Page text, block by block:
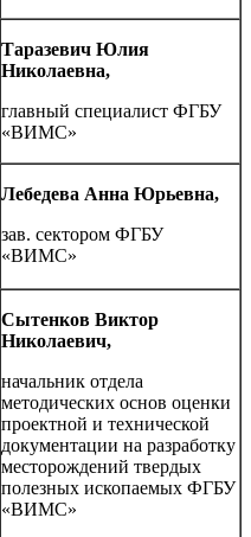
Таразевич Юлия
Николаевна,
главный специалист ФГБУ
«ВИМС»
Лебедева Анна Юрьевна,
зав. сектором ФГБУ
«ВИМС»
Сытенков Виктор
Николаевич,
начальник отдела
методических основ оценки
проектной и технической
документации на разработку
месторождений твердых
полезных ископаемых ФГБУ
«ВИМС»